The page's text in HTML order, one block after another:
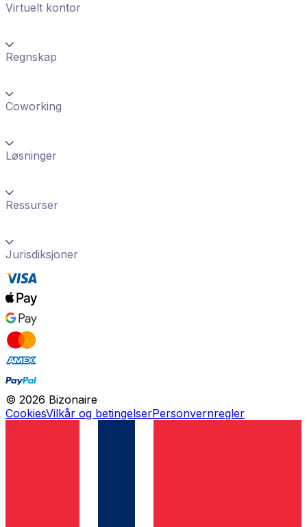
Virtuelt kontor
Regnskap
Coworking
Løsninger
Ressurser
Jurisdiksjoner
© 2026 Bizonaire
CookiesVilkår og betingelserPersonvernregler